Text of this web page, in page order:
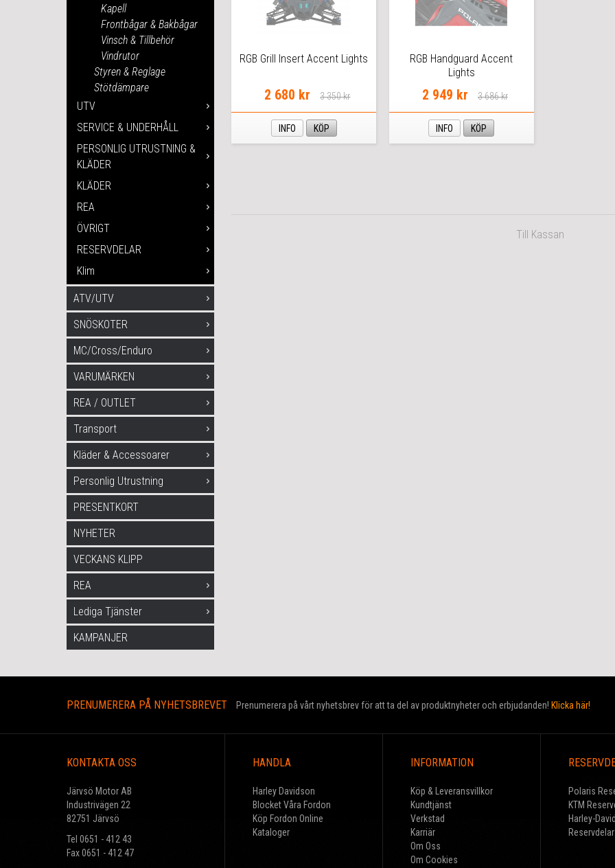
Kapell
Frontbågar & Bakbågar
Vinsch & Tillbehör
Vindrutor
Styren & Reglage
Stötdämpare
UTV
SERVICE & UNDERHÅLL
PERSONLIG UTRUSTNING &
KLÄDER
KLÄDER
REA
ÖVRIGT
RESERVDELAR
Klim
ATV/UTV
SNÖSKOTER
MC/Cross/Enduro
VARUMÄRKEN
REA / OUTLET
Transport
Kläder & Accessoarer
Personlig Utrustning
PRESENTKORT
NYHETER
VECKANS KLIPP
REA
Lediga Tjänster
KAMPANJER
RGB Grill Insert Accent Lights
2 680 kr 3 350 kr
INFO KÖP
RGB Handguard Accent
Lights
2 949 kr 3 686 kr
INFO KÖP
Till Kassan
PRENUMERERA PÅ NYHETSBREVET Prenumerera på vårt nyhetsbrev för att ta del av produktnyheter och erbjudanden! Klicka här!
KONTAKTA OSS
Järvsö Motor AB
Industrivägen 22
82751 Järvsö
Tel 0651 - 412 43
Fax 0651 - 412 47
HANDLA
Harley Davidson
Blocket Våra Fordon
Köp Fordon Online
Kataloger
INFORMATION
Köp & Leveransvillkor
Kundtjänst
Verkstad
Karriär
Om Oss
Om Cookies
Polaris
KTM
Harley-
Reservdelar